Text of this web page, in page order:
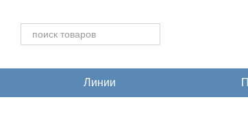
Линии